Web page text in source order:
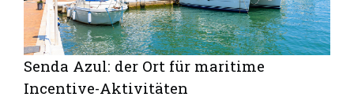
Senda Azul: der Ort für maritime
Incentive-Aktivitäten